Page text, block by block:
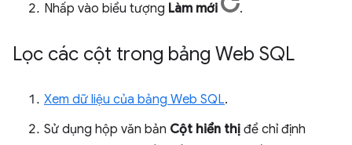
Nhấp vào biểu tượng Làm mới .
Lọc các cột trong bảng Web SQL
Xem dữ liệu của bảng Web SQL.
Sử dụng hộp văn bản Cột hiển thị để chỉ định